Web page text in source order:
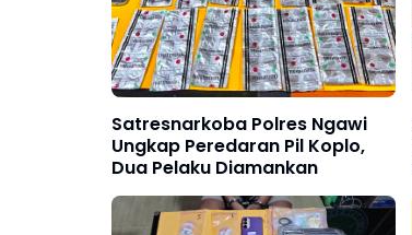
Satresnarkoba Polres Ngawi
Ungkap Peredaran Pil Koplo,
Dua Pelaku Diamankan